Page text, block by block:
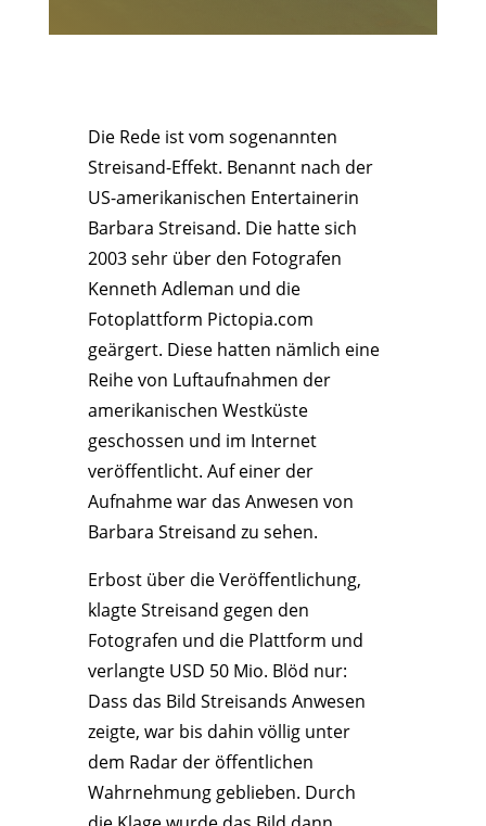
Die Rede ist vom sogenannten
Streisand-Effekt. Benannt nach der
US-amerikanischen Entertainerin
Barbara Streisand. Die hatte sich
2003 sehr über den Fotografen
Kenneth Adleman und die
Fotoplattform Pictopia.com
geärgert. Diese hatten nämlich eine
Reihe von Luftaufnahmen der
amerikanischen Westküste
geschossen und im Internet
veröffentlicht. Auf einer der
Aufnahme war das Anwesen von
Barbara Streisand zu sehen.
Erbost über die Veröffentlichung,
klagte Streisand gegen den
Fotografen und die Plattform und
verlangte USD 50 Mio. Blöd nur:
Dass das Bild Streisands Anwesen
zeigte, war bis dahin völlig unter
dem Radar der öffentlichen
Wahrnehmung geblieben. Durch